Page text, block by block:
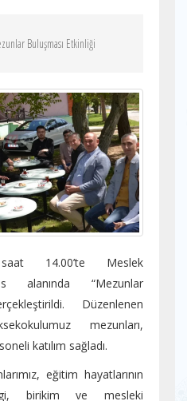
Buluşması Etkinliği
14.00’te Meslek
alanında “Mezunlar
Düzenlenen
mezunları,
katılım sağladı.
eğitim hayatlarının
birikim ve mesleki